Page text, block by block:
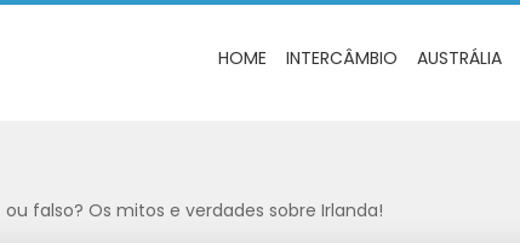
HOME INTERCÂMBIO AUSTRÁLIA
ou falso? Os mitos e verdades sobre Irlanda!